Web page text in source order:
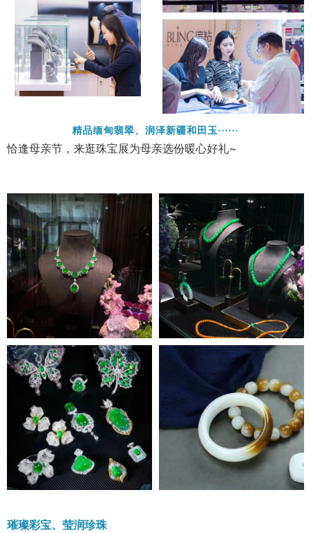
精品缅甸翡翠、润泽新疆和田玉······
恰逢母亲节，来逛珠宝展为母亲选份暖心好礼~
璀璨彩宝、莹润珍珠